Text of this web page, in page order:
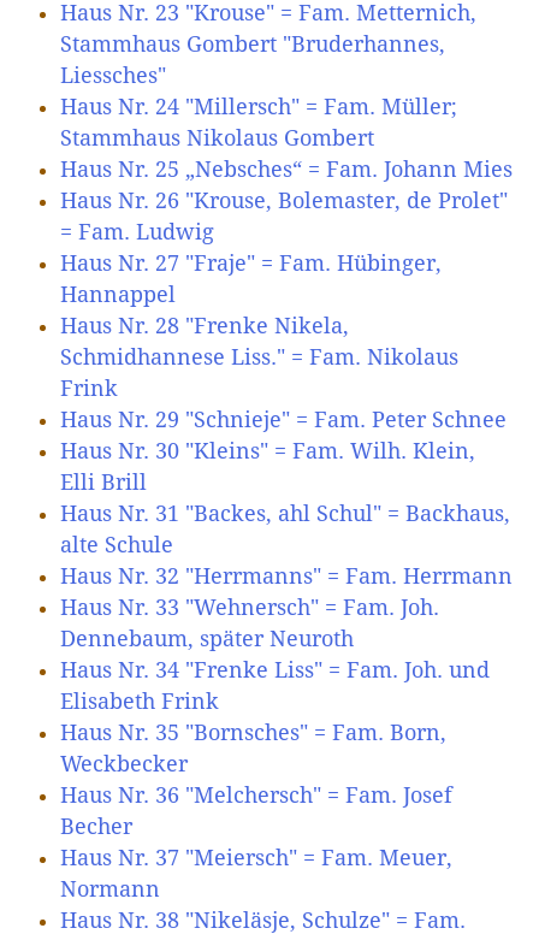
Haus Nr. 23 "Krouse" = Fam. Metternich,
Stammhaus Gombert "Bruderhannes,
Liessches"
Haus Nr. 24 "Millersch" = Fam. Müller;
Stammhaus Nikolaus Gombert
Haus Nr. 25 „Nebsches“ = Fam. Johann Mies
Haus Nr. 26 "Krouse, Bolemaster, de Prolet"
= Fam. Ludwig
Haus Nr. 27 "Fraje" = Fam. Hübinger,
Hannappel
Haus Nr. 28 "Frenke Nikela,
Schmidhannese Liss." = Fam. Nikolaus
Frink
Haus Nr. 29 "Schnieje" = Fam. Peter Schnee
Haus Nr. 30 "Kleins" = Fam. Wilh. Klein,
Elli Brill
Haus Nr. 31 "Backes, ahl Schul" = Backhaus,
alte Schule
Haus Nr. 32 "Herrmanns" = Fam. Herrmann
Haus Nr. 33 "Wehnersch" = Fam. Joh.
Dennebaum, später Neuroth
Haus Nr. 34 "Frenke Liss" = Fam. Joh. und
Elisabeth Frink
Haus Nr. 35 "Bornsches" = Fam. Born,
Weckbecker
Haus Nr. 36 "Melchersch" = Fam. Josef
Becher
Haus Nr. 37 "Meiersch" = Fam. Meuer,
Normann
Haus Nr. 38 "Nikeläsje, Schulze" = Fam.